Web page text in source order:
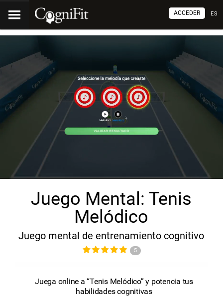
ES
ACCEDER
Juego Mental: Tenis
Melódico
Juego mental de entrenamiento cognitivo
5
Juega online a “Tenis Melódico” y potencia tus
habilidades cognitivas